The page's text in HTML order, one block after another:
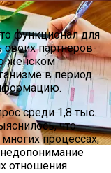
Похудения У
функционал для
партнеров-
женском
в период
среди 1,8 тыс.
что
процессах,
отношения.